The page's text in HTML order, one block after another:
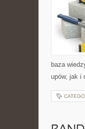
baza
upów, jak i